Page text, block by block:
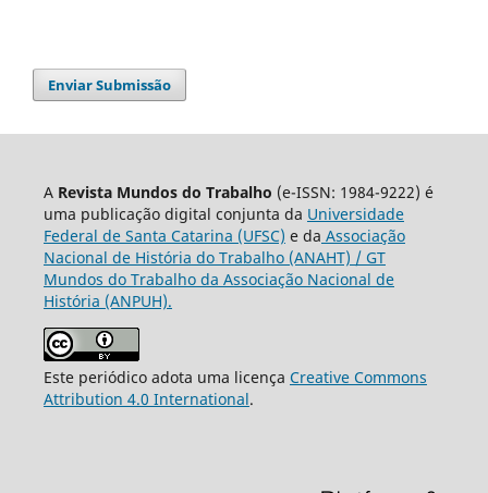
Enviar Submissão
A Revista Mundos do Trabalho (e-ISSN: 1984-9222) é
uma publicação digital conjunta da Universidade
Federal de Santa Catarina (UFSC) e da Associação
Nacional de História do Trabalho (ANAHT) / GT
Mundos do Trabalho da Associação Nacional de
História (ANPUH).
Este periódico adota uma licença Creative Commons
Attribution 4.0 International.